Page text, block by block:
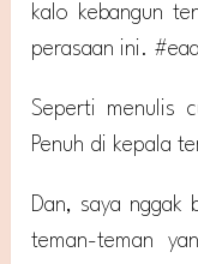
kalo kebangun
perasaan ini.
Seperti menulis
Penuh di kepala
Dan, saya nggak
teman-teman